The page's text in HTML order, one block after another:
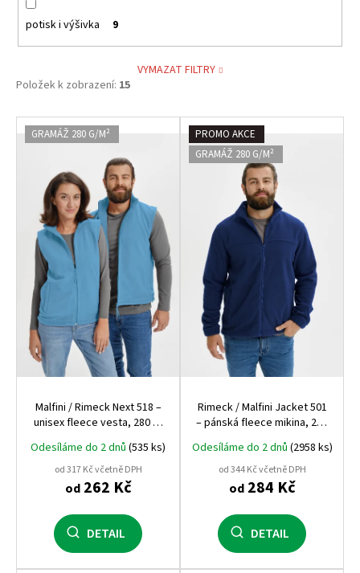
potisk i výšivka 9
VYMAZAT FILTRY
Položek k zobrazení: 15
V
ý
ů
GRAMÁŽ 280 G/M²
Malfini / Rimeck Next 518 –
unisex fleece vesta, 280 g,
zdravotnické využití
Odesíláme do 2 dnů (535 ks)
od 317 Kč včetně DPH
od262 Kč
DETAIL
PROMO AKCE
GRAMÁŽ 280 G/M²
Rimeck / Malfini Jacket 501
– pánská fleece mikina, 280
zdravotnické využití
Odesíláme do 2 dnů (2958 ks)
od 344 Kč včetně DPH
od284 Kč
DETAIL